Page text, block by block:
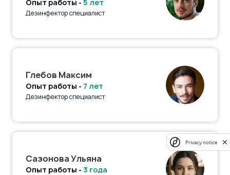
Опыт работы - 5 лет
Дезинфектор специалист
Глебов Максим
Опыт работы - 7 лет
Дезинфектор специалист
Сазонова Ульяна
Опыт работы - 3 года
Privacy notice